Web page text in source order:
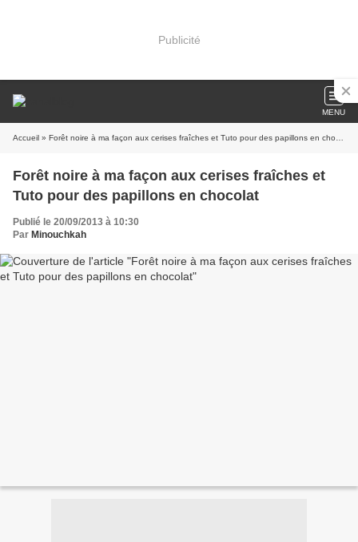
Publicité
MENU
Accueil » Forêt noire à ma façon aux cerises fraîches et Tuto pour des papillons en chocolat
Forêt noire à ma façon aux cerises fraîches et
Tuto pour des papillons en chocolat
Publié le 20/09/2013 à 10:30
Par Minouchkah